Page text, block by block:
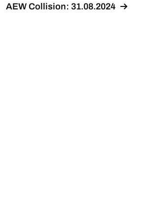
AEW Collision: 31.08.2024